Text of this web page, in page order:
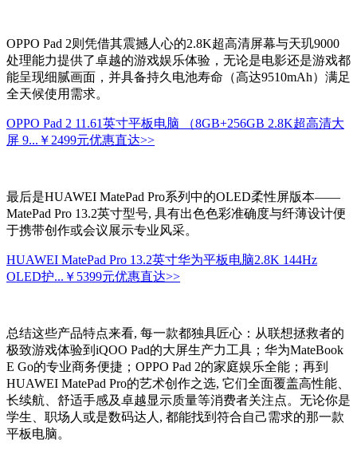
OPPO Pad 2则凭借其震撼人心的2.8K超高清屏幕与天玑9000
处理能力提供了卓越的游戏娱乐体验，无论是电影还是游戏都
能呈现细腻画面，并具备持久电池寿命（高达9510mAh）满足
全天候使用需求。
OPPO Pad 2 11.61英寸平板电脑 （8GB+256GB 2.8K超高清大
屏 9... ￥2499元优惠直达>>
最后是HUAWEI MatePad Pro系列中的OLED柔性屏版本——
MatePad Pro 13.2英寸型号, 具有出色色彩准确度与纤薄设计便
于携带创作或会议展示专业风采。
HUAWEI MatePad Pro 13.2英寸华为平板电脑2.8K 144Hz
OLED护... ￥5399元优惠直达>>
总结这些产品特点来看, 每一款都独具匠心：从联想拯救者的
极致游戏体验到iQOO Pad的大屏生产力工具；华为MateBook
E Go的专业商务便捷；OPPO Pad 2的家庭娱乐全能；再到
HUAWEI MatePad Pro的艺术创作之选, 它们全面覆盖高性能、
长续航、舒适手感及卓越显示质量等消费者关注点。无论你是
学生、职场人或是数码达人, 都能找到符合自己需求的那一款
平板电脑。